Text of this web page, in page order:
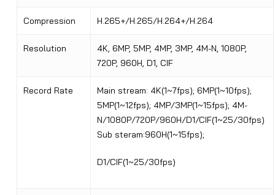
Compression H.265+/H.265/H.264+/H.264
Resolution
4K, 6MP, 5MP, 4MP, 3MP, 4M-N, 1080P,
720P, 960H, D1, CIF
Record Rate
Main stream: 4K(1~7fps); 6MP(1~10fps);
5MP(1~12fps); 4MP/3MP(1~15fps); 4M-
N/1080P/720P/960H/D1/CIF(1~25/30fps)
Sub steram:960H(1~15fps);
D1/CIF(1~25/30fps)